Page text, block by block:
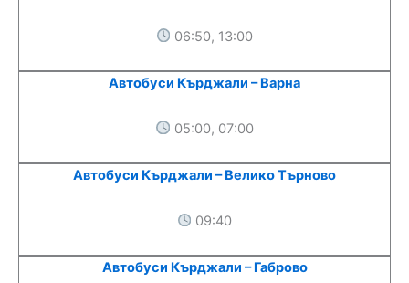
06:50, 13:00
Автобуси Кърджали – Варна
05:00, 07:00
Автобуси Кърджали – Велико Търново
09:40
Автобуси Кърджали – Габрово